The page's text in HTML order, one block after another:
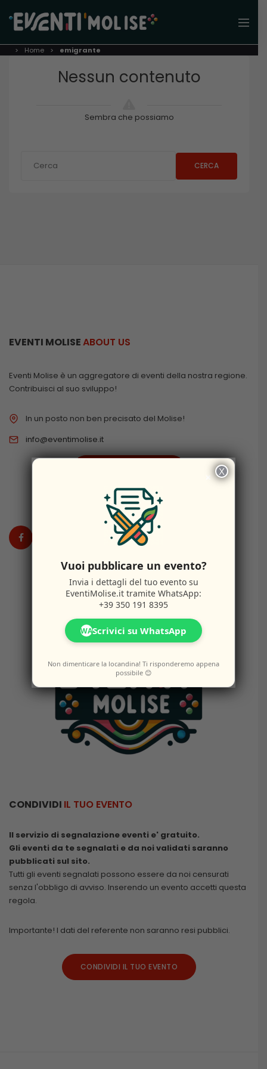
Home emigrante
Nessun contenuto
Sembra che possiamo
CERCA
EVENTI MOLISEABOUT US
Eventi Molise è un aggregatore di eventi della nostra regione.
Contribuisci al suo sviluppo!
In un posto non ben precisato del Molise!
info@eventimolise.it
DISCLAIMER
CONDIVIDI IL TUO EVENTO
Il servizio di segnalazione eventi e' gratuito.
Gli eventi da te segnalati e da noi validati saranno
pubblicati sul sito.
Tutti gli eventi segnalati possono essere da noi censurati
senza l'obbligo di avviso. Inserendo un evento accetti questa
regola.
Importante! I dati del referente non saranno resi pubblici.
CONDIVIDI IL TUO EVENTO
×
Vuoi pubblicare un evento?
Invia i dettagli del tuo evento su
EventiMolise.it tramite WhatsApp:
+39 350 191 8395
WAScrivici su WhatsApp
Non dimenticare la locandina! Ti risponderemo appena
possibile 😊
X